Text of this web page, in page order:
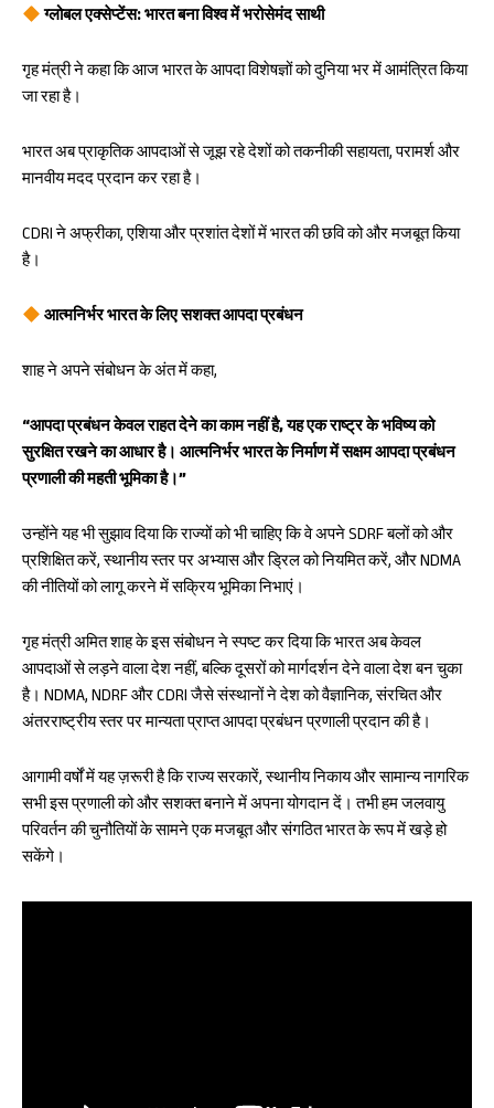
ग्लोबल एक्सेप्टेंस: भारत बना विश्व में भरोसेमंद साथी
गृह मंत्री ने कहा कि आज भारत के आपदा विशेषज्ञों को दुनिया भर में आमंत्रित किया
जा रहा है।
भारत अब प्राकृतिक आपदाओं से जूझ रहे देशों को तकनीकी सहायता, परामर्श और
मानवीय मदद प्रदान कर रहा है।
CDRI ने अफ्रीका, एशिया और प्रशांत देशों में भारत की छवि को और मजबूत किया
है।
आत्मनिर्भर भारत के लिए सशक्त आपदा प्रबंधन
शाह ने अपने संबोधन के अंत में कहा,
“आपदा प्रबंधन केवल राहत देने का काम नहीं है, यह एक राष्ट्र के भविष्य को
सुरक्षित रखने का आधार है। आत्मनिर्भर भारत के निर्माण में सक्षम आपदा प्रबंधन
प्रणाली की महती भूमिका है।”
उन्होंने यह भी सुझाव दिया कि राज्यों को भी चाहिए कि वे अपने SDRF बलों को और
प्रशिक्षित करें, स्थानीय स्तर पर अभ्यास और ड्रिल को नियमित करें, और NDMA
की नीतियों को लागू करने में सक्रिय भूमिका निभाएं।
गृह मंत्री अमित शाह के इस संबोधन ने स्पष्ट कर दिया कि भारत अब केवल
आपदाओं से लड़ने वाला देश नहीं, बल्कि दूसरों को मार्गदर्शन देने वाला देश बन चुका
है। NDMA, NDRF और CDRI जैसे संस्थानों ने देश को वैज्ञानिक, संरचित और
अंतरराष्ट्रीय स्तर पर मान्यता प्राप्त आपदा प्रबंधन प्रणाली प्रदान की है।
आगामी वर्षों में यह ज़रूरी है कि राज्य सरकारें, स्थानीय निकाय और सामान्य नागरिक
सभी इस प्रणाली को और सशक्त बनाने में अपना योगदान दें। तभी हम जलवायु
परिवर्तन की चुनौतियों के सामने एक मजबूत और संगठित भारत के रूप में खड़े हो
सकेंगे।